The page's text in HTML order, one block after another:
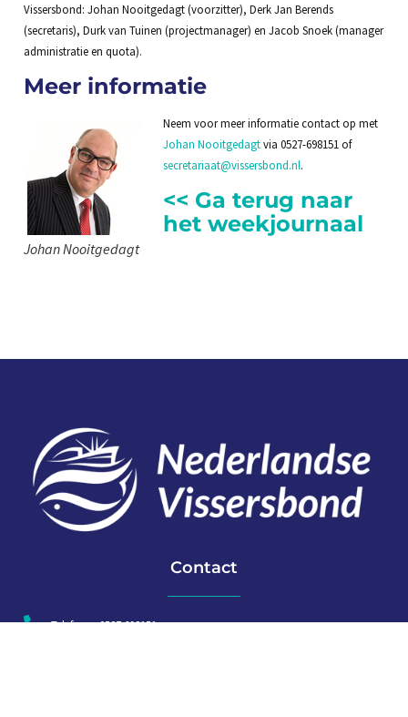
Vissersbond: Johan Nooitgedagt (voorzitter), Derk Jan Berends
(secretaris), Durk van Tuinen (projectmanager) en Jacob Snoek (manager
administratie en quota).
Meer informatie
Johan Nooitgedagt
Neem voor meer informatie contact op met
Johan Nooitgedagtvia 0527-698151 of
secretariaat@vissersbond.nl.
<< Ga terug naar
het weekjournaal
Contact
Telefoon: 0527 698151